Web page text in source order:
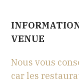
VENUE
Nous vous
car les